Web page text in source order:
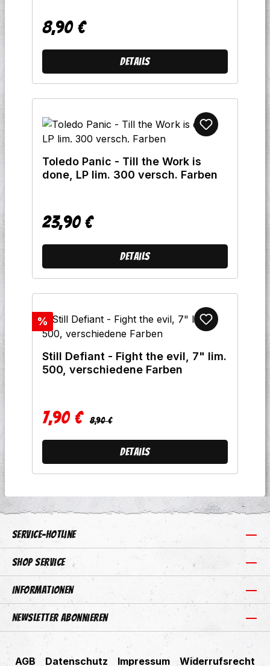
Regulärer Preis:
8,90 €
Details
Toledo Panic - Till the Work is
done, LP lim. 300 versch. Farben
Regulärer Preis:
23,90 €
Details
Rabatt
%
Still Defiant - Fight the evil, 7" lim.
500, verschiedene Farben
Verkaufspreis:
7,90 € Regulärer Preis:
8,90 €
Details
Service-Hotline
Shop Service
Informationen
Newsletter abonnieren
AGB Datenschutz Impressum Widerrufsrecht